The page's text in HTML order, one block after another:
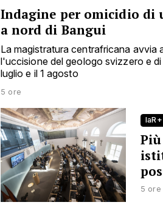
Indagine per omicidio di
a nord di Bangui
La magistratura centrafricana avvia
l'uccisione del geologo svizzero e
luglio e il 1 agosto
5 ore
laR+
5 ore